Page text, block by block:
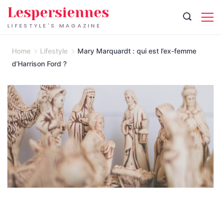
Skip
toLIFESTYLE'S MAGAZINE
Lespersiennes
Home Lifestyle
Mary Marquardt : qui est l’ex-femme
d’Harrison Ford ?